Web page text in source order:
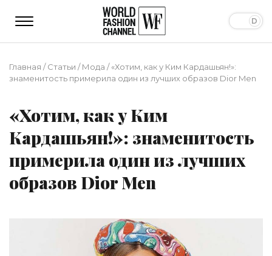
Главная /Статьи /Мода /«Хотим, как у Ким Кардашьян!»:
знаменитость примерила один из лучших образов Dior Men
«Хотим, как у Ким
Кардашьян!»: знаменитость
примерила один из лучших
образов Dior Men